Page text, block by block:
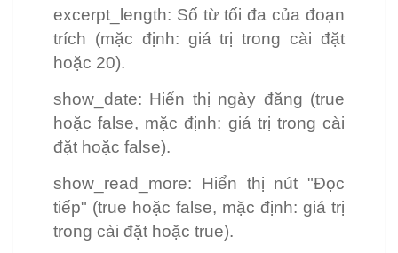
excerpt_length: Số từ tối đa của đoạn
trích (mặc định: giá trị trong cài đặt
hoặc 20).
show_date: Hiển thị ngày đăng (true
hoặc false, mặc định: giá trị trong cài
đặt hoặc false).
show_read_more: Hiển thị nút "Đọc
tiếp" (true hoặc false, mặc định: giá trị
trong cài đặt hoặc true).